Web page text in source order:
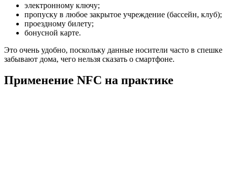
электронному ключу;
пропуску в любое закрытое учреждение (бассейн, клуб);
проездному билету;
бонусной карте.
Это очень удобно, поскольку данные носители часто в спешке
забывают дома, чего нельзя сказать о смартфоне.
Применение NFC на практике